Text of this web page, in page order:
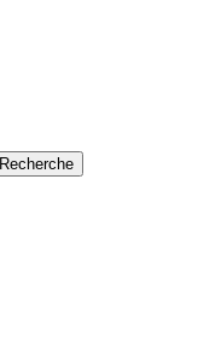
Recherche